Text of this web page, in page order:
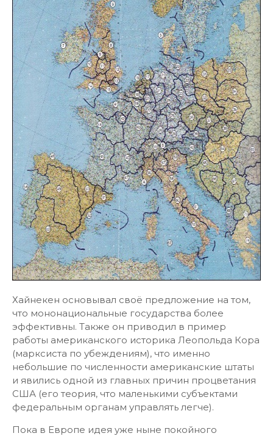
Хайнекен основывал своё предложение на том,
что мононациональные государства более
эффективны. Также он приводил в пример
работы американского историка Леопольда Кора
(марксиста по убеждениям), что именно
небольшие по численности американские штаты
и явились одной из главных причин процветания
США (его теория, что маленькими субъектами
федеральным органам управлять легче).
Пока в Европе идея уже ныне покойного